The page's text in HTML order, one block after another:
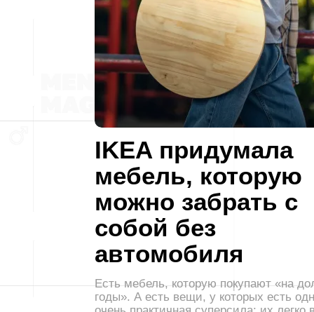
IKEA придумала
мебель, которую
можно забрать с
собой без
автомобиля
Есть мебель, которую покупают «на
годы». А есть вещи, у которых есть